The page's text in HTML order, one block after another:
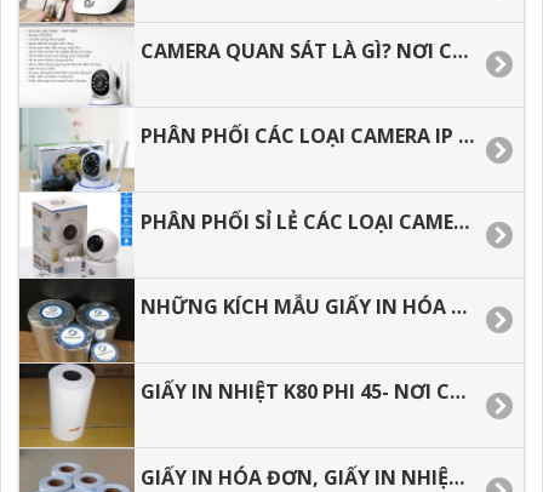
CAMERA QUAN SÁT LÀ GÌ? NƠI CUNG CẤP CAMERA GIÁ RẺ CHO ĐẠI LÝ
PHÂN PHỐI CÁC LOẠI CAMERA IP WIFI GIÁ RẺ TẠI BÌNH DƯƠNG
PHÂN PHỐI SỈ LẺ CÁC LOẠI CAMERA IP WIFI GIÁ RẺ TẠI TP.HCM
NHỮNG KÍCH MẪU GIẤY IN HÓA ĐƠN HIỆN NAY
GIẤY IN NHIỆT K80 PHI 45- NƠI CUNG CẤP GIÁ SỈ.
GIẤY IN HÓA ĐƠN, GIẤY IN NHIỆT GIÁ RẺ